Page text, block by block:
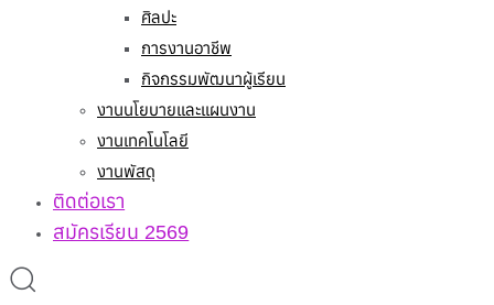
ศิลปะ
การงานอาชีพ
กิจกรรมพัฒนาผู้เรียน
งานนโยบายและแผนงาน
งานเทคโนโลยี
งานพัสดุ
ติดต่อเรา
สมัครเรียน 2569